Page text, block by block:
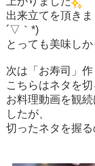
出来立てを頂き
´▽｀*)
とっても美味し
次は「お寿司」作
こちらはネタを
お料理動画を観
したが、
切ったネタを握